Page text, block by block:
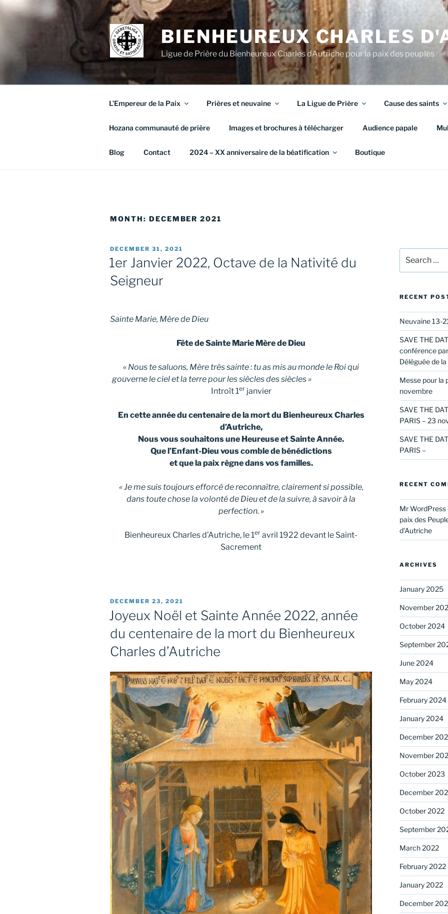
Skip
BIENHEUREUX CHARLES
Ligue de Prière du Bienheureux Charles dAutriche pour la paix des peuples
L’Empereur de la Paix Prières et neuvaine La Ligue de Prière Cause des saints
Hozana communauté de prière Images et brochures à télécharger Audience papale
Blog Contact 2024 – XX anniversaire de la béatification Boutique
MONTH: DECEMBER 2021
POSTED
ON
DECEMBER 31, 2021
1er Janvier 2022, Octave de la Nativité du
Seigneur
Sainte Marie, Mère de Dieu
Fête de Sainte Marie Mère de Dieu
« Nous te saluons, Mère très sainte : tu as mis au monde le Roi qui
gouverne le ciel et la terre pour les siècles des siècles »
Introït 1erjanvier
En cette année du centenaire de la mort du Bienheureux Charles
d’Autriche,
Nous vous souhaitons une Heureuse et Sainte Année.
Que l’Enfant-Dieu vous comble de bénédictions
et que la paix règne dans vos familles.
« Je me suis toujours efforcé de reconnaître, clairement si possible,
dans toute chose la volonté de Dieu et de la suivre, à savoir à la
perfection. »
Bienheureux Charles d’Autriche, le 1er avril 1922 devant le Saint-
Sacrement
POSTED
DECEMBER 23, 2021
Joyeux Noël et Sainte Année 2022, année
du centenaire de la mort du Bienheureux
Charles d’Autriche
for:
RECENT
Neuvaine 13-
SAVE THE
conférence
Déléguée de
Messe pour la
novembre
SAVE THE
PARIS – 23
SAVE THE
PARIS –
RECENT
Mr WordPress
paix des
d’Autriche
ARCHIVES
January 2025
November
October 2024
September
June 2024
May 2024
February 2024
January 2024
December
November
October 2023
December
October 2022
September
March 2022
February 2022
January 2022
December